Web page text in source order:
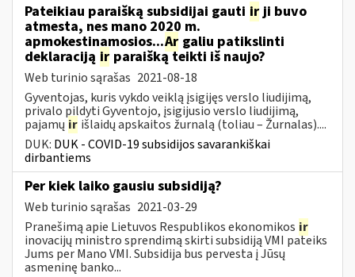
Pateikiau paraišką subsidijai gauti irji buvo
atmesta, nes mano 2020 m.
apmokestinamosios...Ar galiu patikslinti
deklaraciją ir paraišką teikti iš naujo?
Web turinio sąrašas 2021-08-18
Gyventojas, kuris vykdo veiklą įsigijęs verslo liudijimą,
privalo pildyti Gyventojo, įsigijusio verslo liudijimą,
pajamų ir išlaidų apskaitos žurnalą (toliau – Žurnalas)....
DUK: DUK - COVID-19 subsidijos savarankiškai
dirbantiems
Per kiek laiko gausiu subsidiją?
Web turinio sąrašas 2021-03-29
Pranešimą apie Lietuvos Respublikos ekonomikos ir
inovacijų ministro sprendimą skirti subsidiją VMI pateiks
Jums per Mano VMI. Subsidija bus pervesta į Jūsų
asmeninę banko...